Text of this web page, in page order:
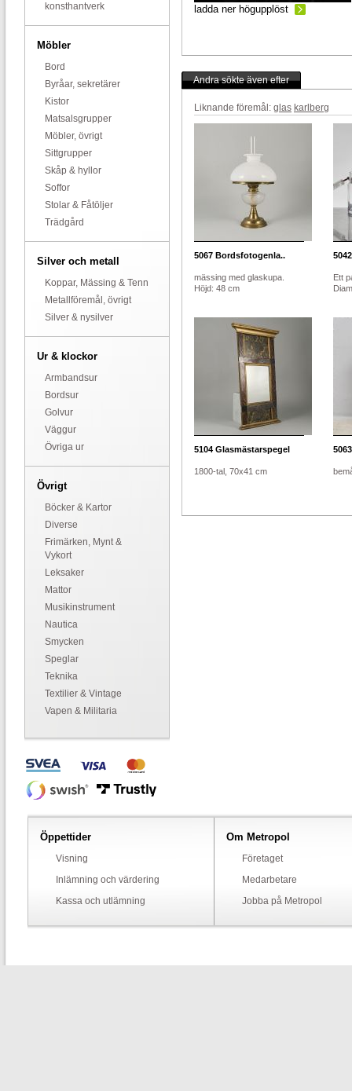
konsthantverk
Möbler
Bord
Byråar, sekretärer
Kistor
Matsalsgrupper
Möbler, övrigt
Sittgrupper
Skåp & hyllor
Soffor
Stolar & Fåtöljer
Trädgård
Silver och metall
Koppar, Mässing & Tenn
Metallföremål, övrigt
Silver & nysilver
Ur & klockor
Armbandsur
Bordsur
Golvur
Väggur
Övriga ur
Övrigt
Böcker & Kartor
Diverse
Frimärken, Mynt &
Vykort
Leksaker
Mattor
Musikinstrument
Nautica
Smycken
Speglar
Teknika
Textilier & Vintage
Vapen & Militaria
ladda ner högupplöst
Andra sökte även efter
Liknande föremål: glas karlberg
5067 Bordsfotogenla..
mässing med glaskupa.
Höjd: 48 cm
5042
Ett
5104 Glasmästarspegel
1800-tal, 70x41 cm
5063
Öppettider
Visning
Inlämning och värdering
Kassa och utlämning
Om Metropol
Företaget
Medarbetare
Jobba på Metropol